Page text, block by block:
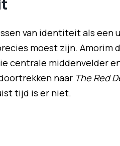
van identiteit als een
moest zijn. Amorim
centrale middenvelder
naar The Red
tijd is er niet.